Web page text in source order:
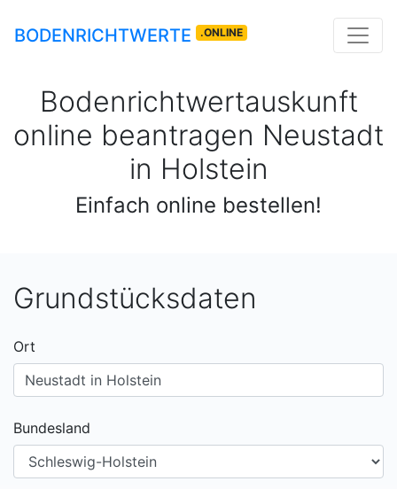
BODENRICHTWERTE .ONLINE
Bodenrichtwertauskunft
online beantragen Neustadt
in Holstein
Einfach online bestellen!
Grundstücksdaten
Ort
Bundesland